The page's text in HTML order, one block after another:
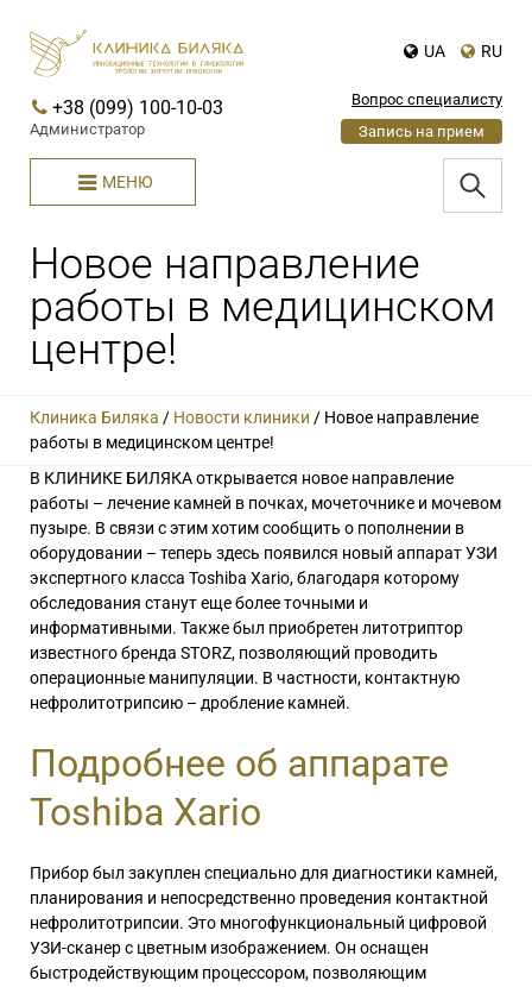
UA RU
+38 (099) 100-10-03
Администратор
Вопрос специалисту
Запись на прием
МЕНЮ
Новое направление
работы в медицинском
центре!
Клиника Биляка / Новости клиники / Новое направление
работы в медицинском центре!
В КЛИНИКЕ БИЛЯКА открывается новое направление
работы – лечение камней в почках, мочеточнике и мочевом
пузыре. В связи с этим хотим сообщить о пополнении в
оборудовании – теперь здесь появился новый аппарат УЗИ
экспертного класса Toshiba Xario, благодаря которому
обследования станут еще более точными и
информативными. Также был приобретен литотриптор
известного бренда STORZ, позволяющий проводить
операционные манипуляции. В частности, контактную
нефролитотрипсию – дробление камней.
Подробнее об аппарате
Toshiba Xario
Прибор был закуплен специально для диагностики камней,
планирования и непосредственно проведения контактной
нефролитотрипсии. Это многофункциональный цифровой
УЗИ-сканер с цветным изображением. Он оснащен
быстродействующим процессором, позволяющим